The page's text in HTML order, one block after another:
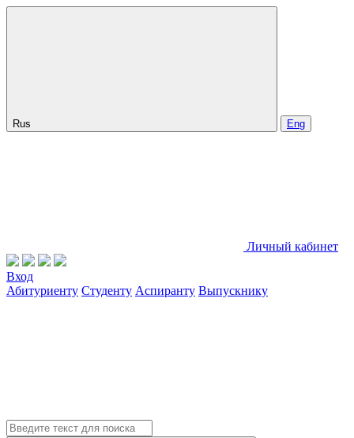
Rus Eng
Личный кабинет
Вход
Абитуриенту Студенту Аспиранту Выпускнику